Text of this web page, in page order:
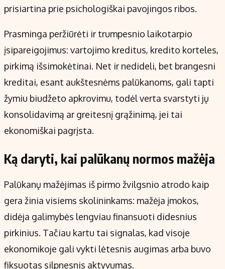
prisiartina prie psichologiškai pavojingos ribos.
Prasminga peržiūrėti ir trumpesnio laikotarpio
įsipareigojimus: vartojimo kreditus, kredito korteles,
pirkimą išsimokėtinai. Net ir nedideli, bet brangesni
kreditai, esant aukštesnėms palūkanoms, gali tapti
žymiu biudžeto apkrovimu, todėl verta svarstyti jų
konsolidavimą ar greitesnį grąžinimą, jei tai
ekonomiškai pagrįsta.
Ką daryti, kai palūkanų normos mažėja
Palūkanų mažėjimas iš pirmo žvilgsnio atrodo kaip
gera žinia visiems skolininkams: mažėja įmokos,
didėja galimybės lengviau finansuoti didesnius
pirkinius. Tačiau kartu tai signalas, kad visoje
ekonomikoje gali vykti lėtesnis augimas arba buvo
fiksuotas silpnesnis aktyvumas.